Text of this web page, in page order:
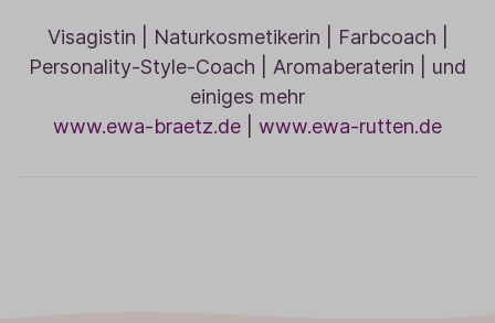
Visagistin | Naturkosmetikerin | Farbcoach |
Personality-Style-Coach | Aromaberaterin | und
einiges mehr
www.ewa-braetz.de
www.ewa-rutten.de